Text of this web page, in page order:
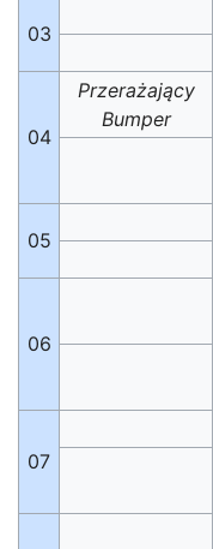
03
04
Przerażający
Bumper
05
06
07